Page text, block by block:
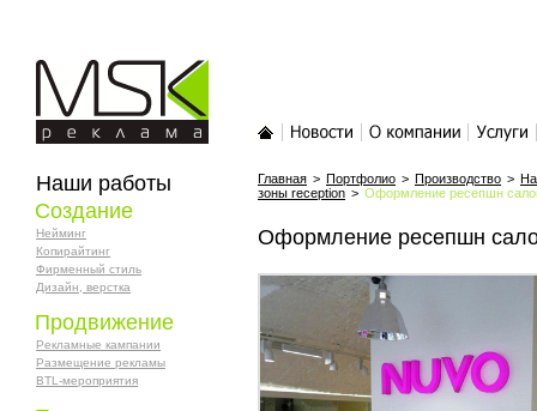
MSK-реклама
Главная > Портфолио > Производство >
зоны reception > Оформление ресепшн
Оформление ресепшн
Наши работы
Создание
Нейминг
Копирайтинг
Фирменный стиль
Дизайн, верстка
Продвижение
Рекламные кампании
Размещение рекламы
BTL-мероприятия